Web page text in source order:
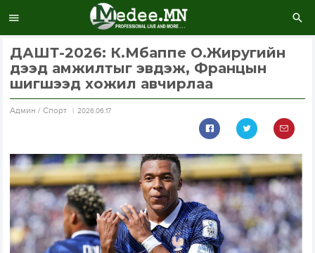
ДАШТ-2026: К.Мбаппе О.Жиругийн
дээд амжилтыг эвдэж, Францын
шигшээд хожил авчирлаа
Aдмин / Спорт 2026.06.17